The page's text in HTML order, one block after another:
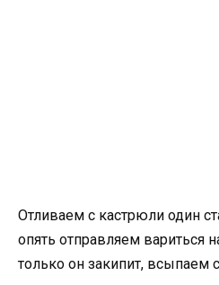
Отливаем с кастрюли один
опять отправляем вариться
только он закипит, всыпаем